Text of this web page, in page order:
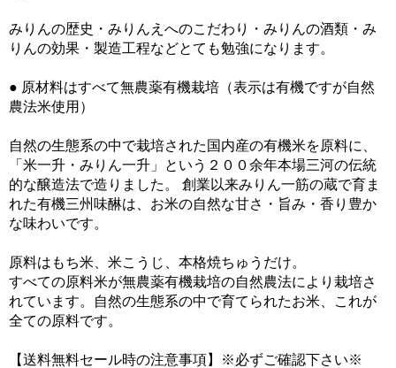
みりんの歴史・みりんえへのこだわり・みりんの酒類・み
りんの効果・製造工程などとても勉強になります。
● 原材料はすべて無農薬有機栽培（表示は有機ですが自然
農法米使用）
自然の生態系の中で栽培された国内産の有機米を原料に、
「米一升・みりん一升」という２００余年本場三河の伝統
的な醸造法で造りました。 創業以来みりん一筋の蔵で育ま
れた有機三州味醂は、お米の自然な甘さ・旨み・香り豊か
な味わいです。
原料はもち米、米こうじ、本格焼ちゅうだけ。
すべての原料米が無農薬有機栽培の自然農法により栽培さ
れています。自然の生態系の中で育てられたお米、これが
全ての原料です。
【送料無料セール時の注意事項】※必ずご確認下さい※